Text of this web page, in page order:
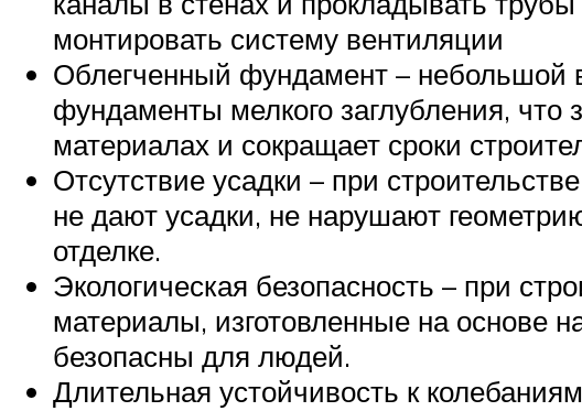
монтировать систему вентиляции
Облегченный фундамент – небольшой
фундаменты мелкого заглубления, что
материалах и сокращает сроки
Отсутствие усадки – при
не дают усадки, не нарушают
отделке.
Экологическая безопасность – при
материалы, изготовленные на основе
безопасны для людей.
Длительная устойчивость к